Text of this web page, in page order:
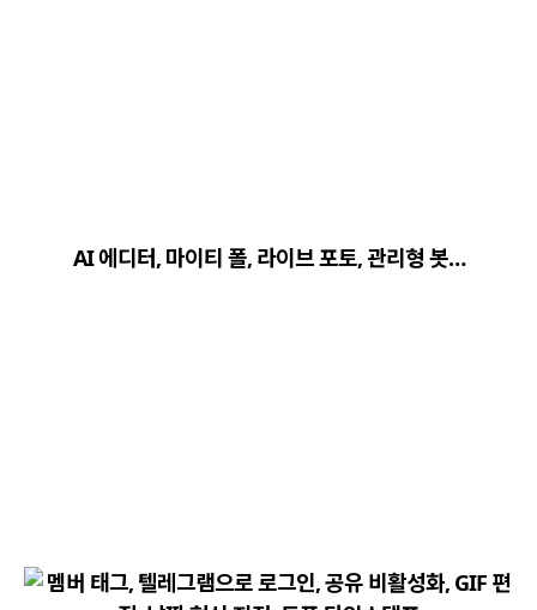
AI 에디터, 마이티 폴, 라이브 포토, 관리형 봇…